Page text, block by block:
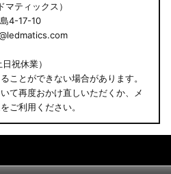
ティックス）
4-17-10
祝休業）
ことができない場合があります。
て再度おかけ直しいただくか、メ
ご利用ください。